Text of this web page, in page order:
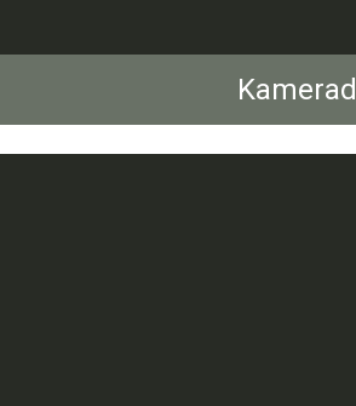
Kamerad